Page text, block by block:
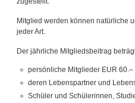
Mitglied werden können natürliche
jeder Art.
Der jährliche Mitgliedsbeitrag
persönliche Mitglieder EUR 60.–
deren Lebenspartner und
Schüler und Schülerinnen,